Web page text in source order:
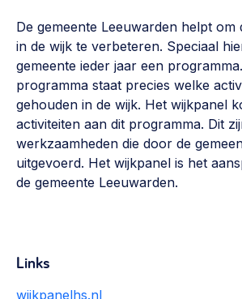
Eigen gebouw
Huren of kopen, maatschappelijk
ontmoetingsplekken >
Sociaal ondernemen
Bewonersbedrijf starten,
Buurtbewoners verbinden
Community building en ABCD,
Wijkaanpak
Lid worden
Vraag stellen
030 231 7511
info@lsabewoners.nl
De gemeente Leeuwarden helpt om
in de wijk te verbeteren. Speciaal
gemeente ieder jaar een
programma staat precies welke
gehouden in de wijk. Het wijkpanel
activiteiten aan dit programma. Dit
werkzaamheden die door de
uitgevoerd. Het wijkpanel is het
de gemeente Leeuwarden.
Links
wijkpanelhs.nl